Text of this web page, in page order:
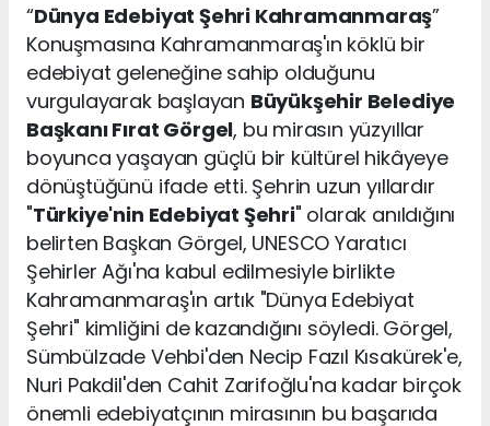
“Dünya Edebiyat Şehri Kahramanmaraş”
Konuşmasına Kahramanmaraş'ın köklü bir
edebiyat geleneğine sahip olduğunu
vurgulayarak başlayan Büyükşehir Belediye
Başkanı Fırat Görgel, bu mirasın yüzyıllar
boyunca yaşayan güçlü bir kültürel hikâyeye
dönüştüğünü ifade etti. Şehrin uzun yıllardır
"Türkiye'nin Edebiyat Şehri" olarak anıldığını
belirten Başkan Görgel, UNESCO Yaratıcı
Şehirler Ağı'na kabul edilmesiyle birlikte
Kahramanmaraş'ın artık "Dünya Edebiyat
Şehri" kimliğini de kazandığını söyledi. Görgel,
Sümbülzade Vehbi'den Necip Fazıl Kısakürek'e,
Nuri Pakdil'den Cahit Zarifoğlu'na kadar birçok
önemli edebiyatçının mirasının bu başarıda